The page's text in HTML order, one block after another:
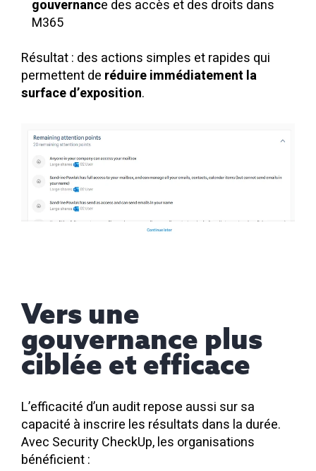
gouvernance des accès et des droits dans
M365
Résultat : des actions simples et rapides qui
permettent de réduire immédiatement la
surface d’exposition.
Vers une
gouvernance plus
ciblée et efficace
L’efficacité d’un audit repose aussi sur sa
capacité à inscrire les résultats dans la durée.
Avec Security CheckUp, les organisations
bénéficient :